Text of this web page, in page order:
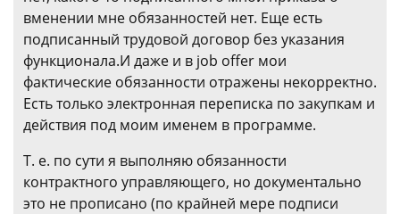
вменении мне обязанностей нет. Еще есть
подписанный трудовой договор без указания
функционала.И даже и в job offer мои
фактические обязанности отражены некорректно.
Есть только электронная переписка по закупкам и
действия под моим именем в программе.
Т. е. по сути я выполняю обязанности
контрактного управляющего, но документально
это не прописано (по крайней мере подписи